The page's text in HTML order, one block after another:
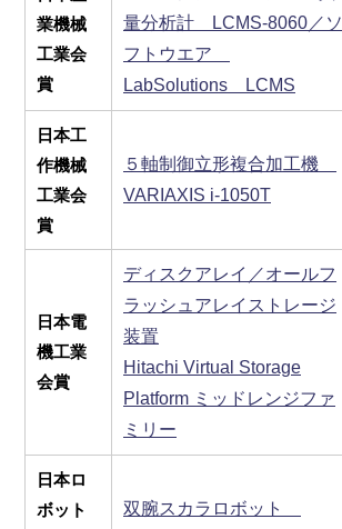
業機械
工業会
賞
量分析計 LCMS-8060／ソ
フトウエア
LabSolutions LCMS
日本工
作機械
工業会
賞
５軸制御立形複合加工機
VARIAXIS i-1050T
日本電
機工業
会賞
ディスクアレイ／オールフ
ラッシュアレイストレージ
装置
Hitachi Virtual Storage
Platform ミッドレンジファ
ミリー
日本ロ
ボット
双腕スカラロボット